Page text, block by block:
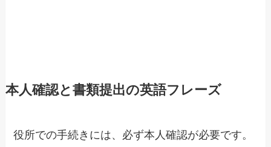
本人確認と書類提出の英語フレーズ
役所での手続きには、必ず本人確認が必要です。